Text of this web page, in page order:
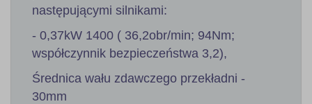
następującymi silnikami:
- 0,37kW 1400 ( 36,2obr/min; 94Nm;
współczynnik bezpieczeństwa 3,2),
Średnica wału zdawczego przekładni -
30mm